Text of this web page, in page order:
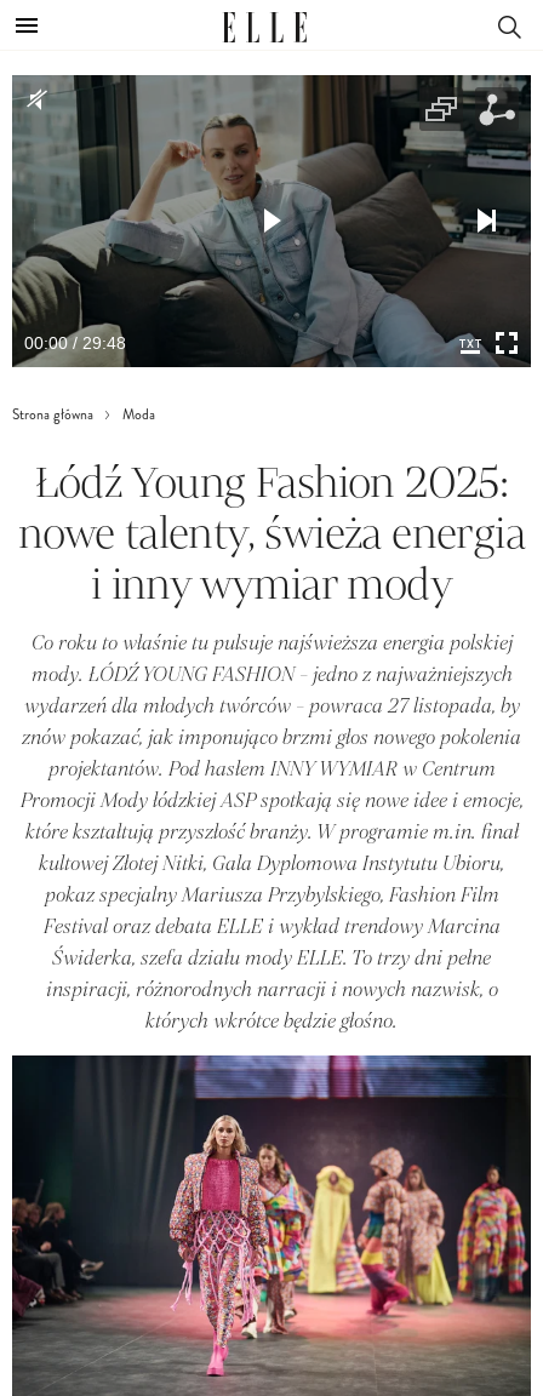
00:00 / 29:48
Strona główna Moda
Łódź Young Fashion 2025:
nowe talenty, świeża energia
i inny wymiar mody
Co roku to właśnie tu pulsuje najświeższa energia polskiej
mody. ŁÓDŹ YOUNG FASHION - jedno z najważniejszych
wydarzeń dla młodych twórców - powraca 27 listopada, by
znów pokazać, jak imponująco brzmi głos nowego pokolenia
projektantów. Pod hasłem INNY WYMIAR w Centrum
Promocji Mody łódzkiej ASP spotkają się nowe idee i emocje,
które kształtują przyszłość branży. W programie m.in. finał
kultowej Złotej Nitki, Gala Dyplomowa Instytutu Ubioru,
pokaz specjalny Mariusza Przybylskiego, Fashion Film
Festival oraz debata ELLE i wykład trendowy Marcina
Świderka, szefa działu mody ELLE. To trzy dni pełne
inspiracji, różnorodnych narracji i nowych nazwisk, o
których wkrótce będzie głośno.